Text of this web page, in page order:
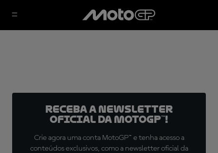
Receba a newsletter
oficial da MotoGP™!
Crie agora uma conta MotoGP™ e tenha acesso a
conteúdos exclusivos, como a newsletter oficial da